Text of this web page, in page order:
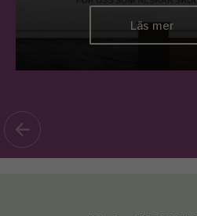
Läs mer